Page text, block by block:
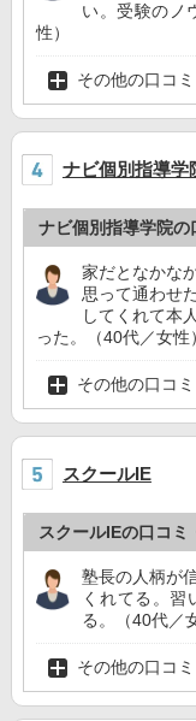
い。受験のノ
性）
その他の口コ
ナビ個別指導学
ナビ個別指導学院の
家だとなかな
思って通わせ
してくれて本
った。（40代／女性）
その他の口コ
スクールIE
スクールIEの口コミ
塾長の人柄が
くれてる。習
る。（40代／
その他の口コ